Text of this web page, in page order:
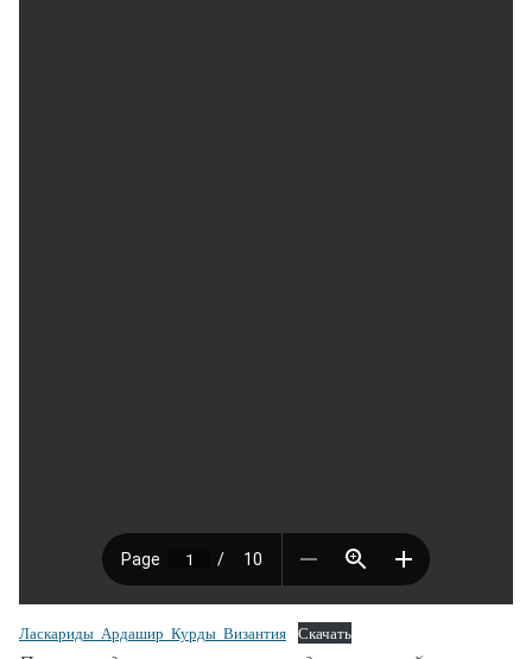
Ласкариды_Ардашир_Курды_Византия Скачать